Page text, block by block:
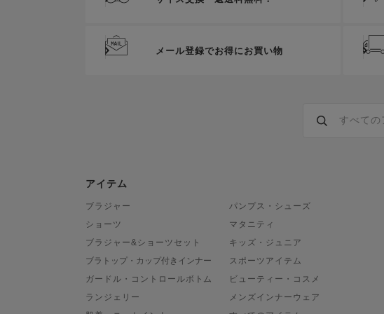
メール登録でお得にお買い物
アイテム
ブラジャー
ショーツ
ブラジャー&ショーツセット
ブラトップ・カップ付きインナー
ガードル・コントロールボトム
ランジェリー
パンプス・シューズ
マタニティ
キッズ・ジュニア
スポーツアイテム
ビューティー・コスメ
メンズインナーウェア